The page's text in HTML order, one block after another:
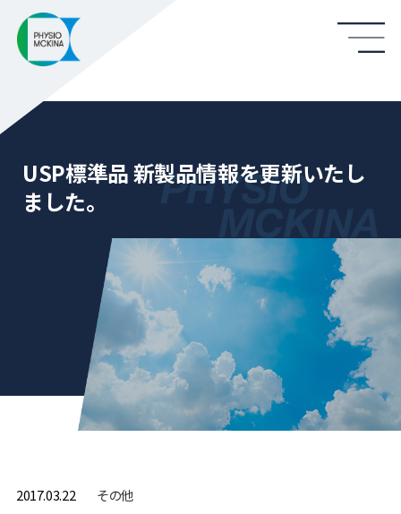
USP標準品 新製品情報を更新いたし
ました。
2017.03.22 その他